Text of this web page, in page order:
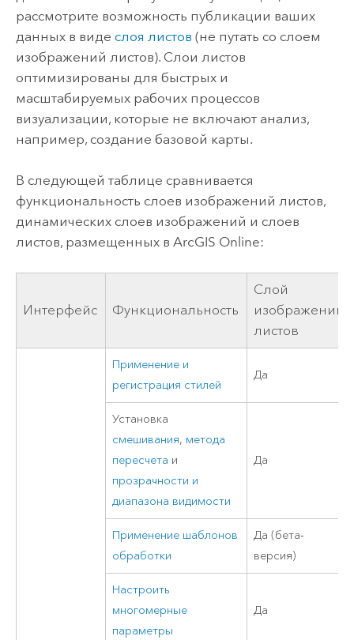
рассмотрите возможность публикации ваших
данных в виде слоя листов (не путать со слоем
изображений листов). Слои листов
оптимизированы для быстрых и
масштабируемых рабочих процессов
визуализации, которые не включают анализ,
например, создание базовой карты.
В следующей таблице сравнивается
функциональность слоев изображений листов,
динамических слоев изображений и слоев
листов, размещенных в ArcGIS Online:
Интерфейс Функциональность
Слой
изображений
листов
Применение и
регистрация стилей
Да
Установка
смешивания, метода
пересчета и
прозрачности и
диапазона видимости
Да
Применение шаблонов
обработки
Да (бета-
версия)
Настроить
многомерные
параметры
Да